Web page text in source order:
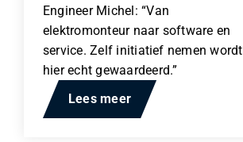
Engineer Michel: “Van
elektromonteur naar software en
service. Zelf initiatief nemen wordt
hier echt gewaardeerd.”
Lees meer